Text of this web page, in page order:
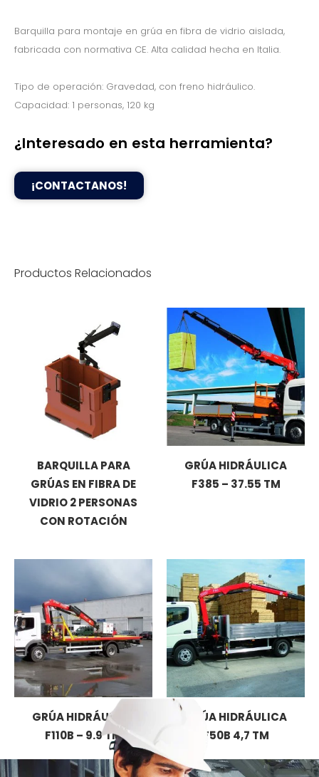
Barquilla para montaje en grúa en fibra de vidrio aislada,
fabricada con normativa CE. Alta calidad hecha en Italia.
Tipo de operación: Gravedad, con freno hidráulico.
Capacidad: 1 personas, 120 kg
¿Interesado en esta herramienta?
¡CONTACTANOS!
Productos Relacionados
BARQUILLA PARA
GRÚAS EN FIBRA DE
VIDRIO 2 PERSONAS
CON ROTACIÓN
GRÚA HIDRÁULICA
F385 – 37.55 TM
GRÚA HIDRÁULICA
F110B – 9.9 TM
GRÚA HIDRÁULICA
F50B 4,7 TM